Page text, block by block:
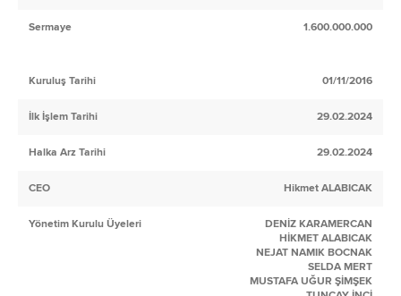
Sermaye 1.600.000.000
Kuruluş Tarihi 01/11/2016
İlk İşlem Tarihi 29.02.2024
Halka Arz Tarihi 29.02.2024
CEO Hikmet ALABICAK
Yönetim Kurulu Üyeleri
DENİZ KARAMERCAN
HİKMET ALABICAK
NEJAT NAMIK BOCNAK
SELDA MERT
MUSTAFA UĞUR ŞİMŞEK